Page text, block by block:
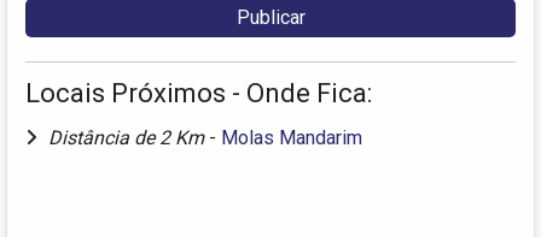
Locais Próximos - Onde Fica:
Distância de 2 Km - Molas Mandarim